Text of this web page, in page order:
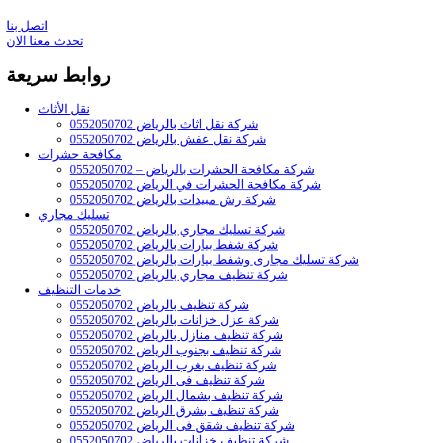
اتصل بنا
تحدث معنا الان
روابط سريعة
نقل الأثاث
شركة نقل اثاث بالرياض 0552050702
شركة نقل عفش بالرياض 0552050702
مكافحة حشرات
شركة مكافحة الحشرات بالرياض – 0552050702
شركة مكافحة الحشرات في الرياض 0552050702
شركة رش مبيدات بالرياض 0552050702
تسليك مجاري
شركة تسليك مجاري بالرياض 0552050702
شركة شفط بيارات بالرياض 0552050702
شركة تسليك مجارى وشفط بيارات بالرياض 0552050702
شركة تنظيف مجاري بالرياض 0552050702
خدمات التنظيف
شركة تنظيف بالرياض 0552050702
شركة عزل خزانات بالرياض 0552050702
شركة تنظيف منازل بالرياض 0552050702
شركة تنظيف بجنوب الرياض 0552050702
شركة تنظيف بغرب الرياض 0552050702
شركة تنظيف فى الرياض 0552050702
شركة تنظيف بشمال الرياض 0552050702
شركة تنظيف بشرق الرياض 0552050702
شركة تنظيف شقق فى الرياض 0552050702